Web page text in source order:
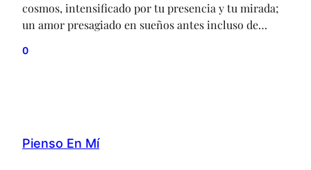
cosmos, intensificado por tu presencia y tu mirada;
un amor presagiado en sueños antes incluso de
0
Pienso En Mí